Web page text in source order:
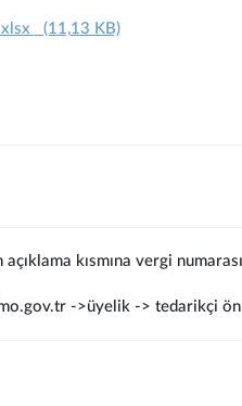
(11,13 KB)
kısmına vergi
->üyelik -> tedarikçi ön